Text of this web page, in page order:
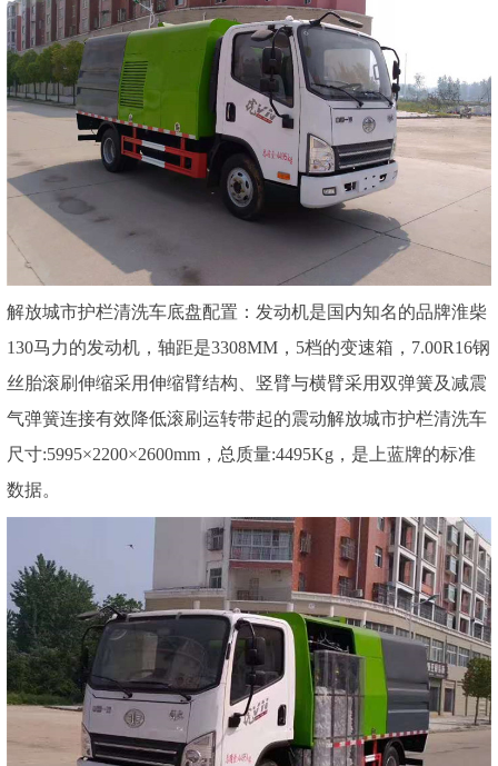
解放城市护栏清洗车底盘配置：发动机是国内知名的品牌淮柴
130马力的发动机，轴距是3308MM，5档的变速箱，7.00R16钢
丝胎滚刷伸缩采用伸缩臂结构、竖臂与横臂采用双弹簧及减震
气弹簧连接有效降低滚刷运转带起的震动解放城市护栏清洗车
尺寸:5995×2200×2600mm，总质量:4495Kg，是上蓝牌的标准
数据。